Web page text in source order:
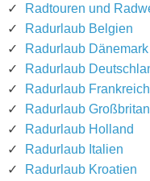
Radtouren und
Radurlaub Belgien
Radurlaub Dänemark
Radurlaub
Radurlaub Frankreich
Radurlaub
Radurlaub Holland
Radurlaub Italien
Radurlaub Kroatien